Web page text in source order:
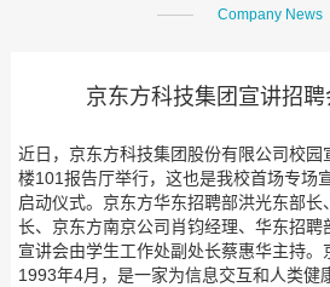
Company News
京东方科技集团宣讲招
近日，京东方科技集团股份有限公司校园
楼101报告厅举行，这也是我校首场专场
启动仪式。京东方华东招聘部洪光东部长
长、京东方南京公司肖钧经理、华东招聘
宣讲会由学生工作处副处长蔡惠华主持。
1993年4月，是一家为信息交互和人类健